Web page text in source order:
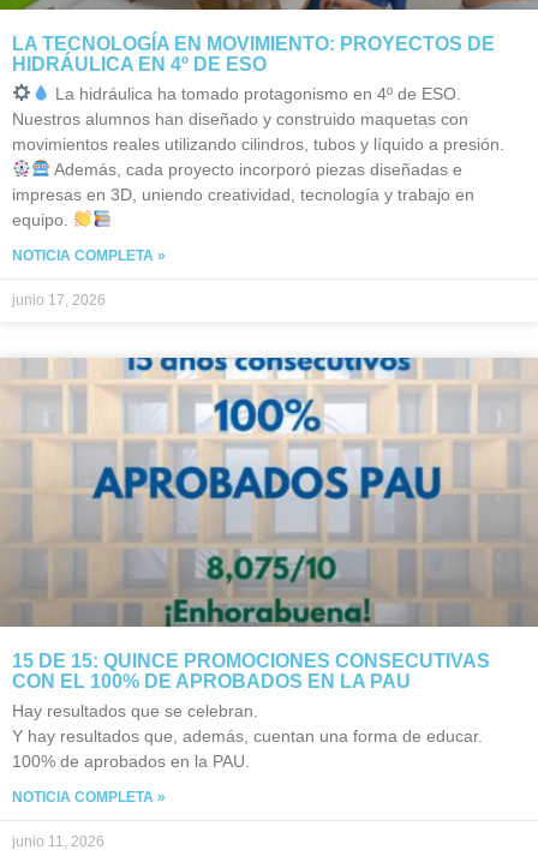
LA TECNOLOGÍA EN MOVIMIENTO: PROYECTOS DE
HIDRÁULICA EN 4º DE ESO
La hidráulica ha tomado protagonismo en 4º de ESO.
Nuestros alumnos han diseñado y construido maquetas con
movimientos reales utilizando cilindros, tubos y líquido a presión.
Además, cada proyecto incorporó piezas diseñadas e
impresas en 3D, uniendo creatividad, tecnología y trabajo en
equipo.
NOTICIA COMPLETA »
junio 17, 2026
15 DE 15: QUINCE PROMOCIONES CONSECUTIVAS
CON EL 100% DE APROBADOS EN LA PAU
Hay resultados que se celebran.
Y hay resultados que, además, cuentan una forma de educar.
100% de aprobados en la PAU.
NOTICIA COMPLETA »
junio 11, 2026